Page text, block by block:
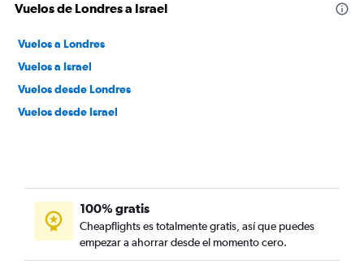
Vuelos de Londres a Israel
Vuelos a Londres
Vuelos a Israel
Vuelos desde Londres
Vuelos desde Israel
100% gratis
Cheapflights es totalmente gratis, así que puedes
empezar a ahorrar desde el momento cero.